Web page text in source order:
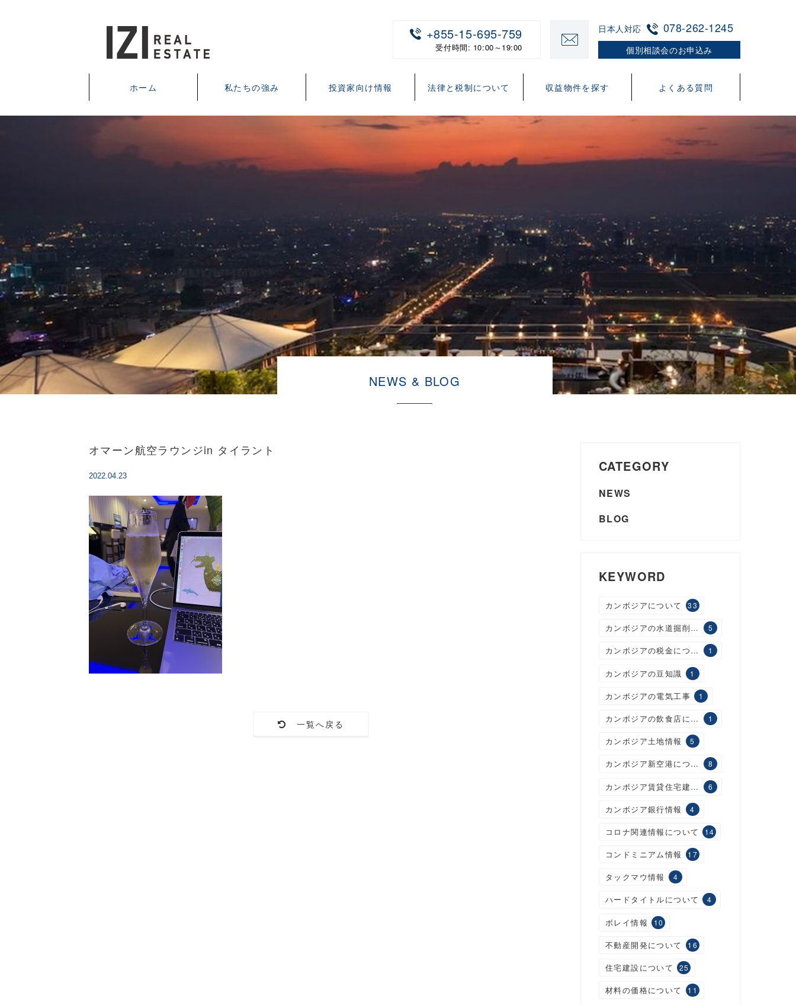
日本人対応 078-262-1245
個別相談会のお申込み
+855-15-695-759
受付時間: 10:00～19:00
ホーム 私たちの強み 投資家向け情報 法律と税制について 収益物件を探す よくある質問
NEWS & BLOG
オマーン航空ラウンジin タイラント
2022.04.23
一覧へ戻る
CATEGORY
NEWS
BLOG
KEYWORD
カンボジアについて 33
カンボジアの水道掘削工事 5
カンボジアの税金について 1
カンボジアの豆知識 1
カンボジアの電気工事 1
カンボジアの飲食店について 1
カンボジア土地情報 5
カンボジア新空港について 8
カンボジア賃貸住宅建設について 6
カンボジア銀行情報 4
コロナ関連情報について 14
コンドミニアム情報 17
タックマウ情報 4
ハードタイトルについて 4
ボレイ情報 10
不動産開発について 16
住宅建設について 25
材料の価格について 11